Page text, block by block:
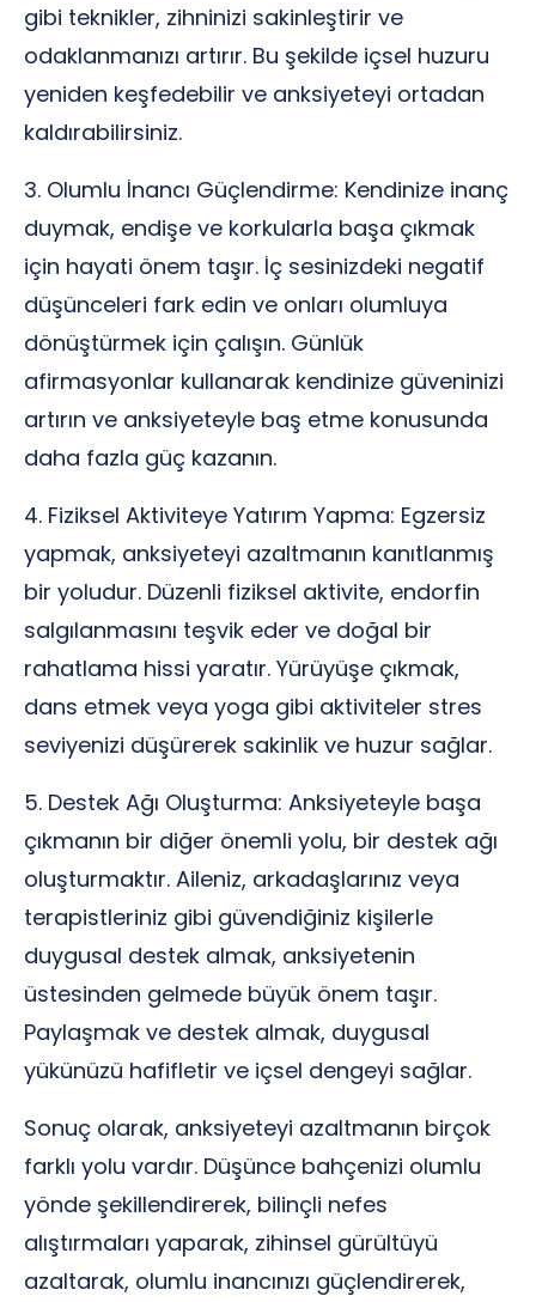
gibi teknikler, zihninizi sakinleştirir ve
odaklanmanızı artırır. Bu şekilde içsel huzuru
yeniden keşfedebilir ve anksiyeteyi ortadan
kaldırabilirsiniz.
3. Olumlu İnancı Güçlendirme: Kendinize inanç
duymak, endişe ve korkularla başa çıkmak
için hayati önem taşır. İç sesinizdeki negatif
düşünceleri fark edin ve onları olumluya
dönüştürmek için çalışın. Günlük
afirmasyonlar kullanarak kendinize güveninizi
artırın ve anksiyeteyle baş etme konusunda
daha fazla güç kazanın.
4. Fiziksel Aktiviteye Yatırım Yapma: Egzersiz
yapmak, anksiyeteyi azaltmanın kanıtlanmış
bir yoludur. Düzenli fiziksel aktivite, endorfin
salgılanmasını teşvik eder ve doğal bir
rahatlama hissi yaratır. Yürüyüşe çıkmak,
dans etmek veya yoga gibi aktiviteler stres
seviyenizi düşürerek sakinlik ve huzur sağlar.
5. Destek Ağı Oluşturma: Anksiyeteyle başa
çıkmanın bir diğer önemli yolu, bir destek ağı
oluşturmaktır. Aileniz, arkadaşlarınız veya
terapistleriniz gibi güvendiğiniz kişilerle
duygusal destek almak, anksiyetenin
üstesinden gelmede büyük önem taşır.
Paylaşmak ve destek almak, duygusal
yükünüzü hafifletir ve içsel dengeyi sağlar.
Sonuç olarak, anksiyeteyi azaltmanın birçok
farklı yolu vardır. Düşünce bahçenizi olumlu
yönde şekillendirerek, bilinçli nefes
alıştırmaları yaparak, zihinsel gürültüyü
azaltarak, olumlu inancınızı güçlendirerek,